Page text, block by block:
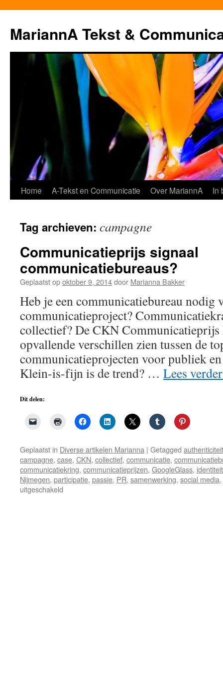
MariannA Tekst &
Ga
de
inhoud
Home A-Tekst en Communicatie Over MariannA In
Tag archieven: campagne
Communicatieprijs signaal
communicatiebureaus?
Geplaatst opoktober 9, 2014door Marianna Bakker
Heb je een communicatiebureau nodig
communicatieproject?
collectief? De CKN
opvallende verschillen zien tussen de
communicatieprojecten voor publiek
Klein-is-fijn is de trend? … Lees
Dit delen:
Geplaatst in Diverse artikelen Marianna | Getagged authenticiteit
campagne, case, CKN, collectief, communicatie,
communicatiekring, communicatieprijzen, GoogleGlass, identiteit
Nijmegen, participatie, passie, PR, samenwerking, social media,
uitgeschakeld